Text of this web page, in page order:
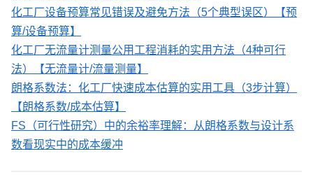
化工厂设备预算常见错误及避免方法（5个典型误区）【预
算/设备预算】
化工厂无流量计测量公用工程消耗的实用方法（4种可行
法）【无流量计/流量测量】
朗格系数法：化工厂快速成本估算的实用工具（3步计算）
【朗格系数/成本估算】
FS（可行性研究）中的余裕率理解：从朗格系数与设计系
数看现实中的成本缓冲